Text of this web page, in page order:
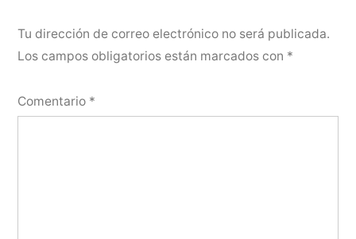
Tu dirección de correo electrónico no será publicada.
Los campos obligatorios están marcados con *
Comentario *